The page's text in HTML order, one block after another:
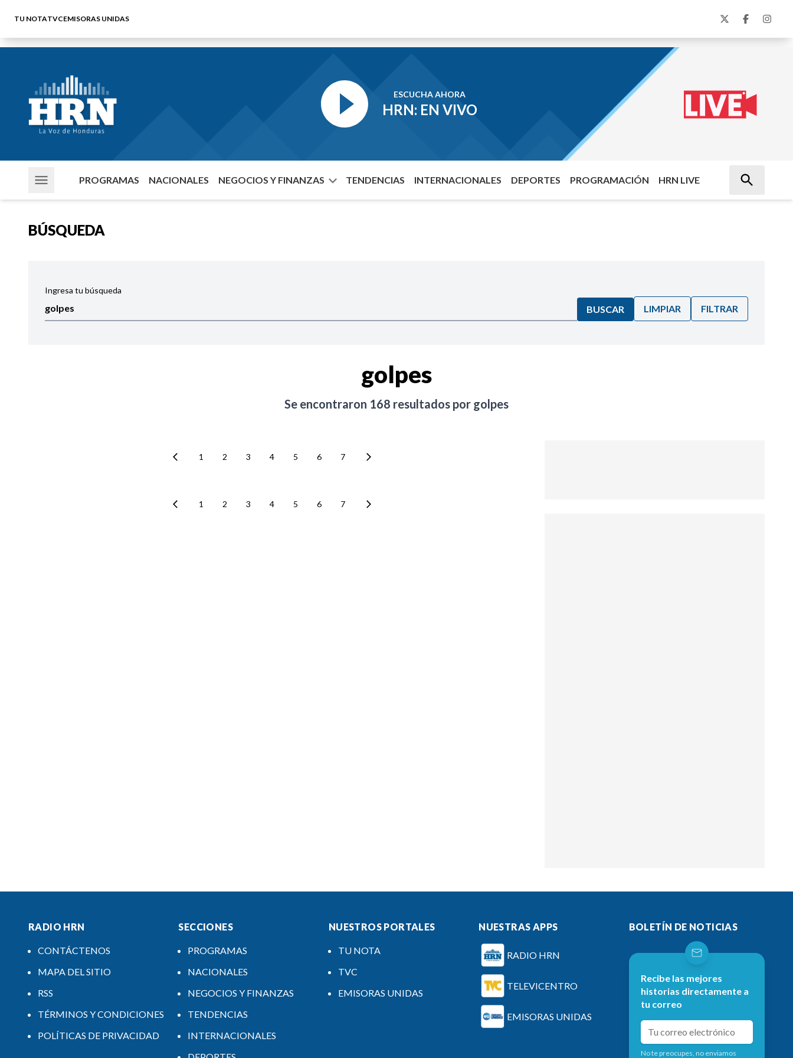
TU NOTATVCEMISORAS UNIDAS
ESCUCHA AHORA
HRN: EN VIVO
PROGRAMAS NACIONALES NEGOCIOS Y FINANZAS TENDENCIAS INTERNACIONALES DEPORTES PROGRAMACIÓN HRN LIVE
BÚSQUEDA
Ingresa tu búsqueda
BUSCAR LIMPIAR FILTRAR
golpes
Se encontraron 168 resultados por golpes
1 2 3 4 5 6 7
1 2 3 4 5 6 7
RADIO HRN
CONTÁCTENOS
MAPA DEL SITIO
RSS
TÉRMINOS Y CONDICIONES
POLÍTICAS DE PRIVACIDAD
SECCIONES
PROGRAMAS
NACIONALES
NEGOCIOS Y FINANZAS
TENDENCIAS
INTERNACIONALES
NUESTROS PORTALES
TU NOTA
TVC
EMISORAS UNIDAS
NUESTRAS APPS
RADIO HRN
TELEVICENTRO
EMISORAS UNIDAS
BOLETÍN DE NOTICIAS
Recibe las mejores
historias directamente a
tu correo
No te preocupes, no enviamos